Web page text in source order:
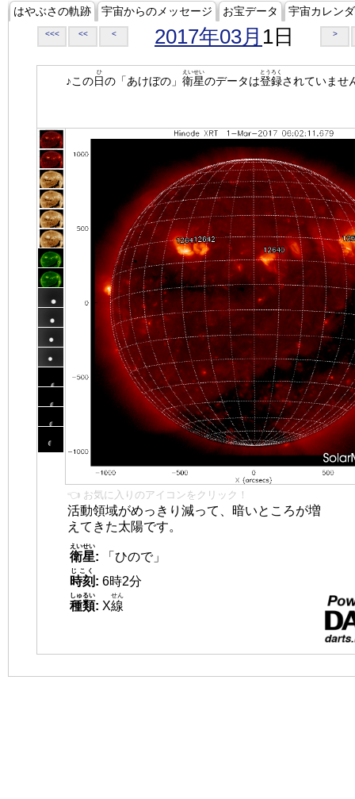
はやぶさの軌跡 宇宙からのメッセージ お宝データ 宇宙カレン
<<< << < 2017年03月 1日 >
♪この日
ひ
の「あけぼの」 衛星
えいせい
のデータは登録
とうろく
されていませ
👈 お気に入りのアイコンをクリック！
活動領域がめっきり減って、暗いところが増
えてきた太陽です。
衛星
えいせい
:
「ひので」
時刻
じこく
: 6時2分
種類
しゅるい
: X線
せん